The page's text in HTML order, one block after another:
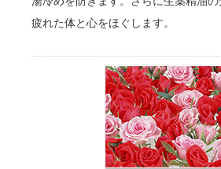
疲れた体と心をほぐします。